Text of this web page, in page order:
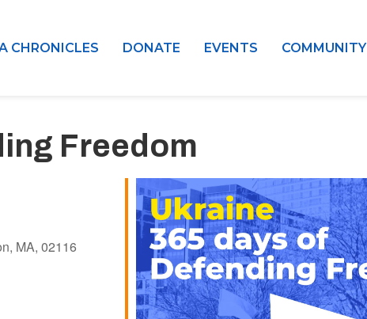
CHRONICLES DONATE EVENTS COMMUNITY
Freedom
MA, 02116